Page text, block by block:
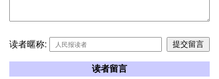
读者暱称:
读者留言